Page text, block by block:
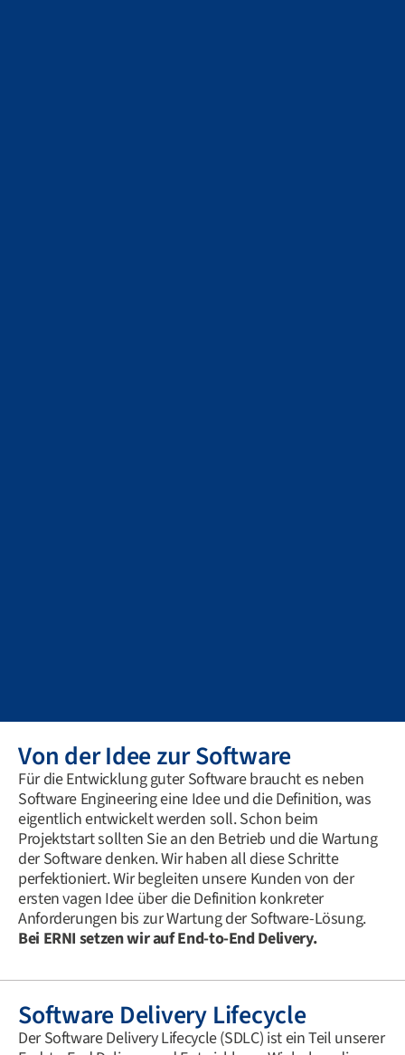
Von der Idee zur Software
Für die Entwicklung guter Software braucht es neben
Software Engineering eine Idee und die Definition, was
eigentlich entwickelt werden soll. Schon beim
Projektstart sollten Sie an den Betrieb und die Wartung
der Software denken. Wir haben all diese Schritte
perfektioniert. Wir begleiten unsere Kunden von der
ersten vagen Idee über die Definition konkreter
Anforderungen bis zur Wartung der Software-Lösung.
Bei ERNI setzen wir auf End-to-End Delivery.
Software Delivery Lifecycle
Der Software Delivery Lifecycle (SDLC) ist ein Teil unserer